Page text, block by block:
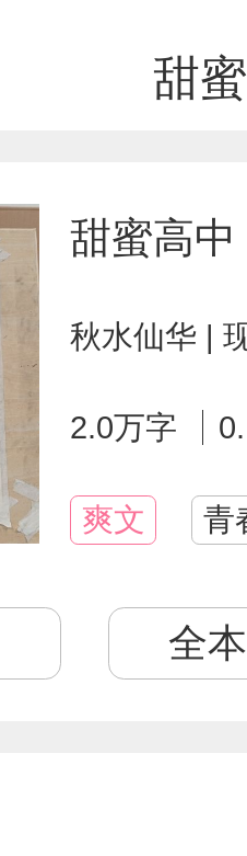
甜
甜蜜高中
秋水仙华 |
2.0万字
爽文 青
全